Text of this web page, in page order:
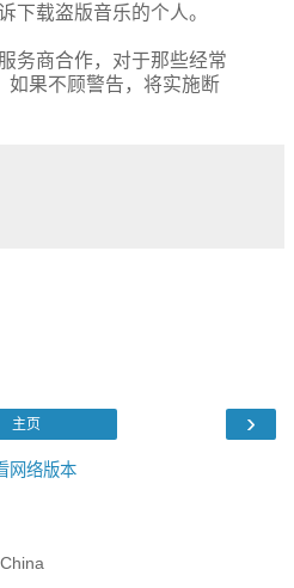
下载盗版音乐的个人。
务商合作，对于那些经常
如果不顾警告，将实施断
›
主页
网络版本